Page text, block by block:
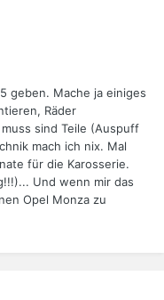
geben. Mache ja einiges
Räder
sind Teile (Auspuff
mach ich nix. Mal
für die Karosserie.
Und wenn mir das
Opel Monza zu